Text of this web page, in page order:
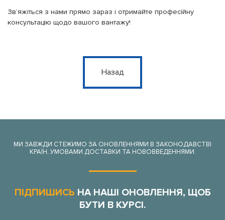
Зв’яжіться з нами прямо зараз і отримайте професійну
консультацію щодо вашого вантажу!
Назад
МИ ЗАВЖДИ СТЕЖИМО ЗА ОНОВЛЕННЯМИ В ЗАКОНОДАВСТВІ
КРАЇН, УМОВАМИ ДОСТАВКИ ТА НОВОВВЕДЕННЯМИ.
ПІДПИШИСЬ НА НАШІ ОНОВЛЕННЯ, ЩОБ
БУТИ В КУРСІ.